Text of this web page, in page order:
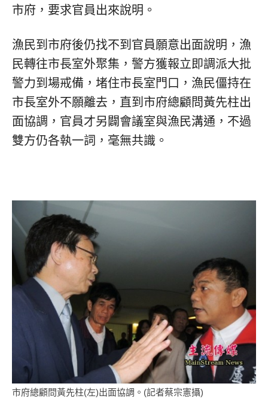
市府，要求官員出來說明。
漁民到市府後仍找不到官員願意出面說明，漁
民轉往市長室外聚集，警方獲報立即調派大批
警力到場戒備，堵住市長室門口，漁民僵持在
市長室外不願離去，直到市府總顧問黃先柱出
面協調，官員才另闢會議室與漁民溝通，不過
雙方仍各執一詞，毫無共識。
市府總顧問黃先柱(左)出面協調。(記者蔡宗憲攝)